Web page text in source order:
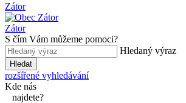
Zátor
Zátor
S čím Vám můžeme pomoci?
Hledaný výraz
Hledat
rozšířené vyhledávání
Kde nás
najdete?